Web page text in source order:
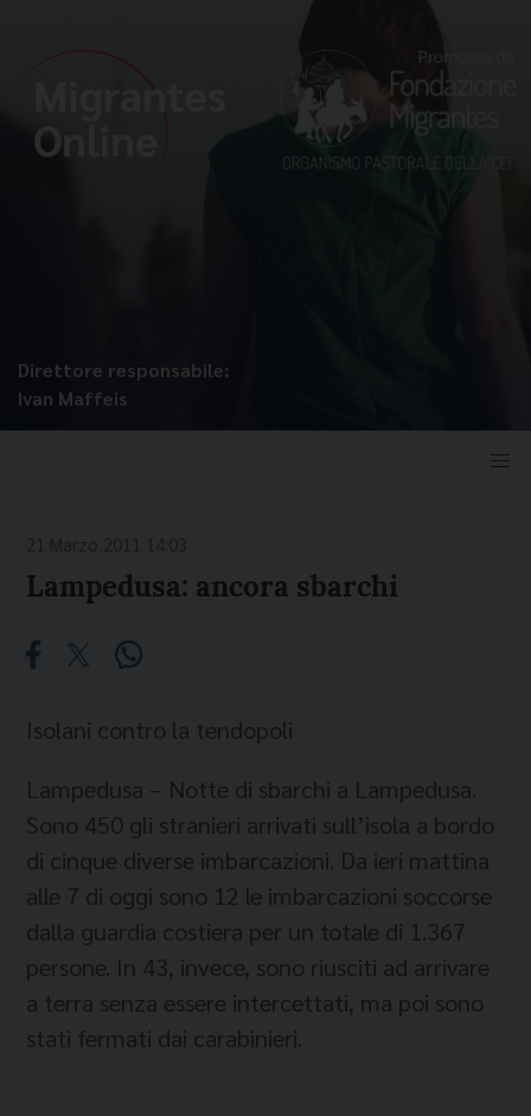
Direttore responsabile:
Ivan Maffeis
Lampedusa: ancora sbarchi
Isolani contro la tendopoli
Lampedusa – Notte di sbarchi a Lampedusa.
Sono 450 gli stranieri arrivati sull’isola a bordo
di cinque diverse imbarcazioni. Da ieri mattina
alle 7 di oggi sono 12 le imbarcazioni soccorse
dalla guardia costiera per un totale di 1.367
persone. In 43, invece, sono riusciti ad arrivare
a terra senza essere intercettati, ma poi sono
stati fermati dai carabinieri.